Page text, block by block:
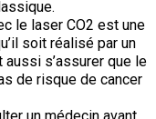
le laser CO2 est une
soit réalisé par un
s’assurer que le
de risque de cancer
un médecin avant